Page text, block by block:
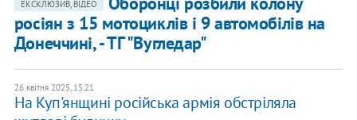
ЕКСКЛЮЗИВ, ВІДЕО
росіян з 15 мотоциклів і 9 автомобілів на
Донеччині, - ТГ "Вугледар"
26 квітня 2025, 15:21
На Куп'янщині російська армія обстріляла